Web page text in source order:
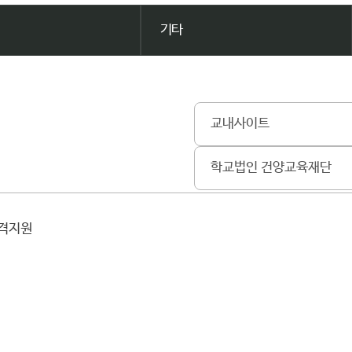
기타
교내사이트
학교법인 건양교육재단
격지원